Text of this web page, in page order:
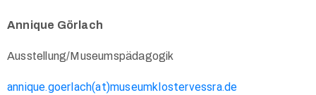
Annique Görlach
Ausstellung/Museumspädagogik
annique.goerlach(at)museumklostervessra.de